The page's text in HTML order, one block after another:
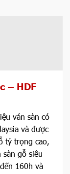
– HDF
ván sàn có
và được
tỷ trọng cao,
gỗ siêu
160h và